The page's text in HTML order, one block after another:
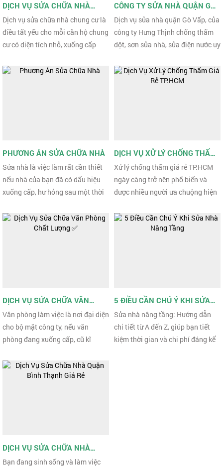
DỊCH VỤ SỬA CHỮA NHÀ
CHUNG CƯ
Dịch vụ sửa chữa nhà chung cư là
điều tất yếu cho mỗi căn hộ chung
cư có diện tích nhỏ, xuống cấp
ta có thể sửa ...
CÔNG TY SỬA NHÀ QUẬN GÒ
VẤP GIÁ RẺ
Dịch vụ sửa nhà quận Gò Vấp, của
công ty Hưng Thịnh chống thấm
dột, sơn sửa nhà, sửa điện nước uy
quận Gò Vấp, ...
PHƯƠNG ÁN SỬA CHỮA NHÀ
Sửa nhà là việc làm rất cần thiết
nếu nhà của bạn đã có dấu hiệu
xuống cấp, hư hỏng sau một thời
khi sửa chữa, ...
DỊCH VỤ XỬ LÝ CHỐNG THẤM
GIÁ RẺ TP.HCM
Xử lý chống thấm giá rẻ TP.HCM
ngày càng trở nên phổ biến và
được nhiều người ưa chuộng hiện
vấn đề khá phiền chán ...
DỊCH VỤ SỬA CHỮA VĂN
PHÒNG CHẤT LƯỢNG ✅
Văn phòng làm việc là nơi đại diện
cho bộ mặt công ty, nếu văn
phòng đang xuống cấp, cũ kĩ
chữa văn phòng nhằm cải thiện ...
5 ĐIỀU CẦN CHÚ Ý KHI SỬA
NHÀ NÂNG TẦNG
Sửa nhà nâng tầng: Hướng dẫn
chi tiết từ A đến Z, giúp bạn tiết
kiệm thời gian và chi phí đáng kể
DỊCH VỤ SỬA CHỮA NHÀ
QUẬN BÌNH THẠNH GIÁ RẺ
Bạn đang sinh sống và làm việc